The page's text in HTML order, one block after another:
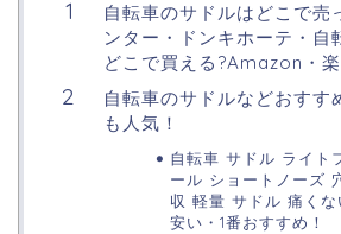
自転車のサドルはどこで売
ンター・ドンキホーテ・自
どこで買える?Amazon・
自転車のサドルなどおすす
も人気！
自転車 サドル ライト
ール ショートノーズ
収 軽量 サドル 痛く
安い・1番おすすめ！